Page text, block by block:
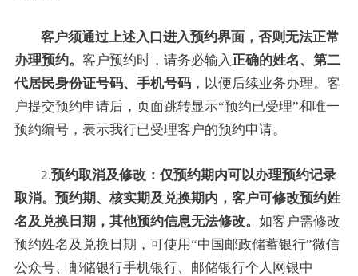
客户须通过上述入口进入预约界面，否则无法正常
办理预约。 客户预约时，请务必输入 正确的姓名、第二
代居民身份证号码、手机号码，以便后续业务办理。客
户提交预约申请后，页面跳转显示“预约已受理”和唯一
预约编号，表示我行已受理客户的预约申请。
2.预约取消及修改：仅预约期内可以办理预约记录
取消。预约期、核实期及兑换期内，客户可修改预约姓
名及兑换日期，其他预约信息无法修改。 如客户需修改
预约姓名及兑换日期，可使用“中国邮政储蓄银行”微信
公众号、邮储银行手机银行、邮储银行个人网银中